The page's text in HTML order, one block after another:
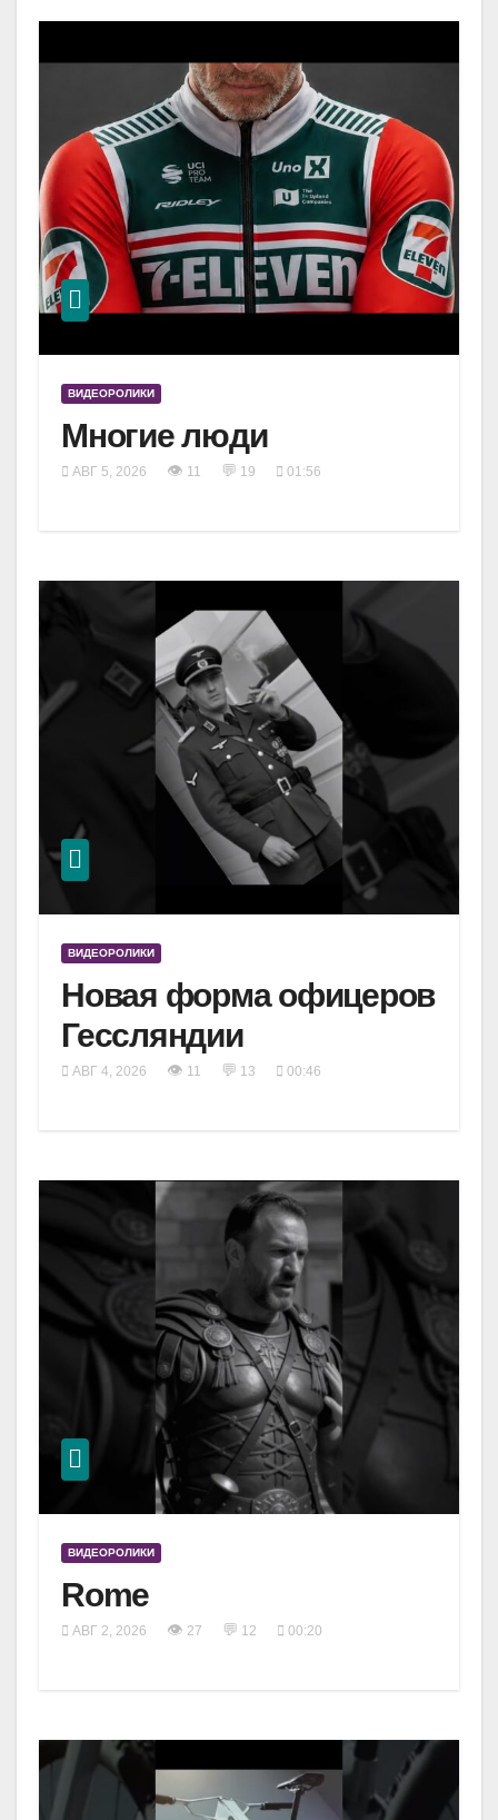
ВИДЕОРОЛИКИ
Многие люди
АВГ 5, 2026 👁 11 💬 19 01:56
ВИДЕОРОЛИКИ
Новая форма офицеров
Гессляндии
АВГ 4, 2026 👁 11 💬 13 00:46
ВИДЕОРОЛИКИ
Rome
АВГ 2, 2026 👁 27 💬 12 00:20